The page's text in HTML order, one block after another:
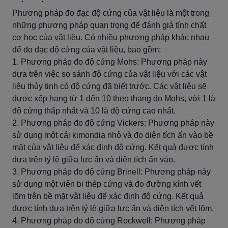
Phương pháp đo đạc độ cứng của vật liệu là một trong
những phương pháp quan trọng để đánh giá tính chất
cơ học của vật liệu. Có nhiều phương pháp khác nhau
để đo đạc độ cứng của vật liệu, bao gồm:
1. Phương pháp đo độ cứng Mohs: Phương pháp này
dựa trên việc so sánh độ cứng của vật liệu với các vật
liệu thủy tinh có độ cứng đã biết trước. Các vật liệu sẽ
được xếp hạng từ 1 đến 10 theo thang đo Mohs, với 1 là
độ cứng thấp nhất và 10 là độ cứng cao nhất.
2. Phương pháp đo độ cứng Vickers: Phương pháp này
sử dụng một cái kimondia nhỏ và đo diện tích ấn vào bề
mặt của vật liệu để xác định độ cứng. Kết quả được tính
dựa trên tỷ lệ giữa lực ấn và diện tích ấn vào.
3. Phương pháp đo độ cứng Brinell: Phương pháp này
sử dụng một viên bi thép cứng và đo đường kính vết
lõm trên bề mặt vật liệu để xác định độ cứng. Kết quả
được tính dựa trên tỷ lệ giữa lực ấn và diện tích vết lõm.
4. Phương pháp đo độ cứng Rockwell: Phương pháp